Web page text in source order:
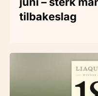
tilbakeslag